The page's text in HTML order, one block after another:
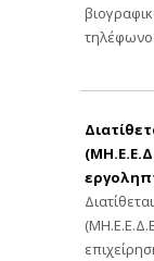
τηλέφωνο